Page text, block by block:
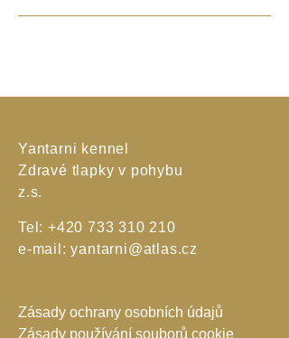
Yantarni kennel
Zdravé tlapky v pohybu
z.s.
Tel: +420 733 310 210
e-mail:yantarni@atlas.cz
Zásady ochrany osobních údajů
Zásady používání souborů cookie